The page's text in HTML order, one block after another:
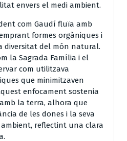
envers el medi ambient.
com Gaudí fluïa amb
formes orgàniques i
diversitat del món natural.
la Sagrada Família i el
com utilitzava
que minimitzaven
enfocament sostenia
la terra, alhora que
de les dones i la seva
reflectint una clara